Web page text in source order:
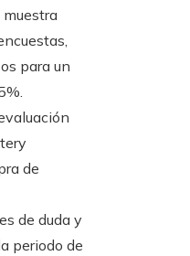
para un
de
de duda y
periodo de